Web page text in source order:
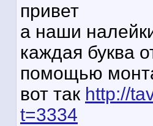
привет
а наши
каждая буква
помощью
вот так http://
t=3334